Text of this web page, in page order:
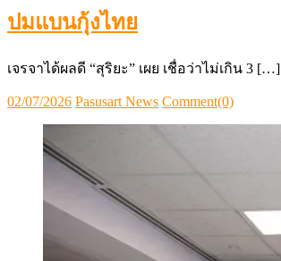
ปมแบนกุ้งไทย
เจรจาได้ผลดี “สุริยะ” เผย เชื่อว่าไม่เกิน 3 […]
Posted
02/07/2026 Author
Pasusart News Comment(0)